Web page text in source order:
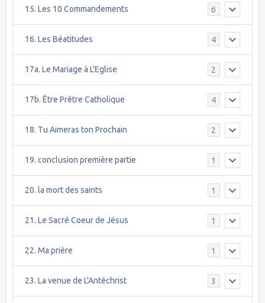
15. Les 10 Commandements 6
16. Les Béatitudes 4
17a. Le Mariage à L'Eglise 2
17b. Être Prêtre Catholique 4
18. Tu Aimeras ton Prochain 2
19. conclusion première partie 1
20. la mort des saints 1
21. Le Sacré Coeur de Jésus 1
22. Ma prière 1
23. La venue de L'Antéchrist 3